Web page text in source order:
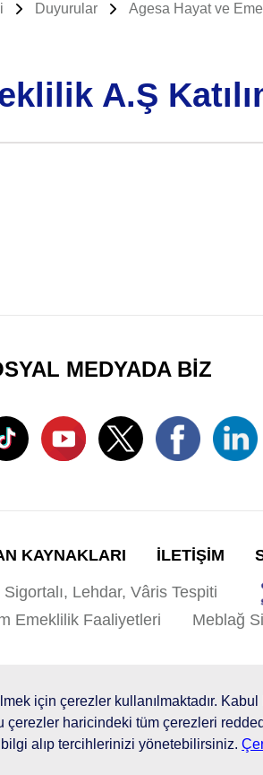
için çerezler kullanılmaktadır.
haricindeki tüm çerezleri
alıp tercihlerinizi yönetebilirsiniz.
Duyurular Agesa Hayat ve
A.Ş
MEDYADA BİZ
KAYNAKLARI İLETİŞİM
Sigortalı, Lehdar, Vâris Tespiti
Emeklilik Faaliyetleri Meblağ
© 2026 AgeSA